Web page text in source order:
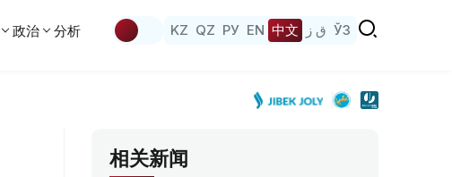
政治 分析 KZ QZ РУ EN 中文 ق ز ЎЗ
相关新闻